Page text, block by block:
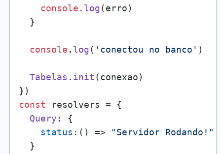
console . log(erro)
  }
console . log( 'conectou no banco' )
Tabelas . init (conexao)
const resolvers = {
Query : {
status : () =>
"Servidor Rodando!"
  }